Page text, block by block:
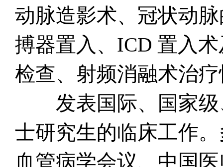
动脉造影术、冠状动
搏器置入、ICD 置入
检查、射频消融术治
发表国际、国家级
士研究生的临床工作
血管病学会议、中国